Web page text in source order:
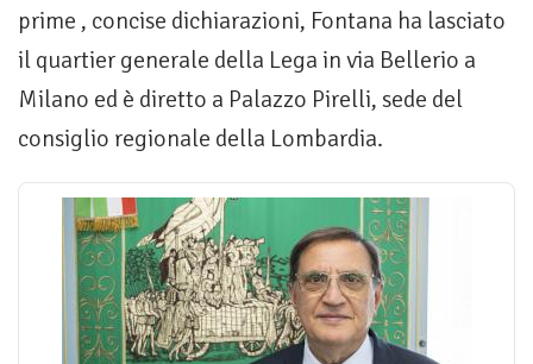
prime , concise dichiarazioni, Fontana ha lasciato
il quartier generale della Lega in via Bellerio a
Milano ed è diretto a Palazzo Pirelli, sede del
consiglio regionale della Lombardia.